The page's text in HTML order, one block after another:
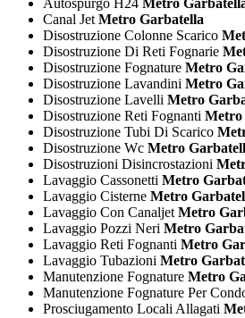
Autospurgo H24 Metro
Canal Jet Metro Garbatella
Disostruzione Colonne Scarico
Disostruzione Di Reti Fognarie
Disostruzione Fognature Metro
Disostruzione Lavandini Metro
Disostruzione Lavelli Metro
Disostruzione Reti Fognanti Metro
Disostruzione Tubi Di Scarico
Disostruzione Wc Metro
Disostruzioni Disincrostazioni
Lavaggio Cassonetti Metro
Lavaggio Cisterne Metro
Lavaggio Con Canaljet Metro
Lavaggio Pozzi Neri Metro
Lavaggio Reti Fognanti Metro
Lavaggio Tubazioni Metro
Manutenzione Fognature Metro
Manutenzione Fognature Per
Prosciugamento Locali Allagati